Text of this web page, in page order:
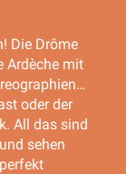
Die Drôme
Ardèche mit
oder der
All das sind
sehen